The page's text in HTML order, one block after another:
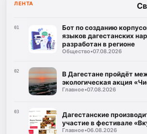
ЛЕНТА
01
Бот по созданию
языков дагестанских
разработан в регионе
Общество•07.08.2026
02
В Дагестане пройдёт
экологическая акция
Главное•07.08.2026
03
Дагестанские
участие в фестивале
Главное•06.08.2026